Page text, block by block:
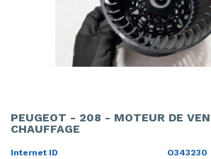
PEUGEOT - 208 - MOTEUR DE
CHAUFFAGE
Internet ID
O343230